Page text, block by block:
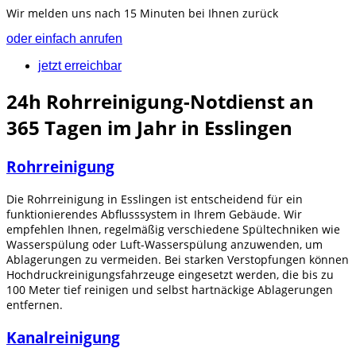
Wir melden uns nach 15 Minuten bei Ihnen zurück
oder einfach anrufen
jetzt erreichbar
24h Rohrreinigung-Notdienst an
365 Tagen im Jahr in Esslingen
Rohrreinigung
Die Rohrreinigung in Esslingen ist entscheidend für ein
funktionierendes Abflusssystem in Ihrem Gebäude. Wir
empfehlen Ihnen, regelmäßig verschiedene Spültechniken wie
Wasserspülung oder Luft-Wasserspülung anzuwenden, um
Ablagerungen zu vermeiden. Bei starken Verstopfungen können
Hochdruckreinigungsfahrzeuge eingesetzt werden, die bis zu
100 Meter tief reinigen und selbst hartnäckige Ablagerungen
entfernen.
Kanalreinigung